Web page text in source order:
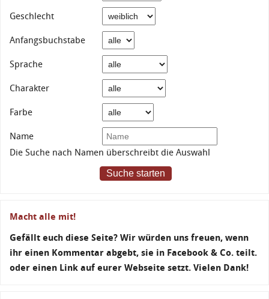
Geschlecht
Anfangsbuchstabe
Sprache
Charakter
Farbe
Name
Die Suche nach Namen überschreibt die Auswahl
Suche starten
Macht alle mit!
Gefällt euch diese Seite? Wir würden uns freuen, wenn
ihr einen Kommentar abgebt, sie in Facebook & Co. teilt.
oder einen Link auf eurer Webseite setzt. Vielen Dank!